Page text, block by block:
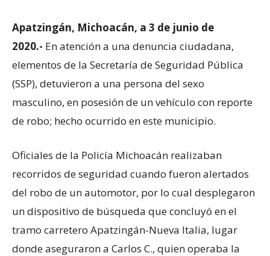
Apatzingán, Michoacán, a 3 de junio de
2020.- En atención a una denuncia ciudadana,
elementos de la Secretaría de Seguridad Pública
(SSP), detuvieron a una persona del sexo
masculino, en posesión de un vehículo con reporte
de robo; hecho ocurrido en este municipio.
Oficiales de la Policía Michoacán realizaban
recorridos de seguridad cuando fueron alertados
del robo de un automotor, por lo cual desplegaron
un dispositivo de búsqueda que concluyó en el
tramo carretero Apatzingán-Nueva Italia, lugar
donde aseguraron a Carlos C., quien operaba la